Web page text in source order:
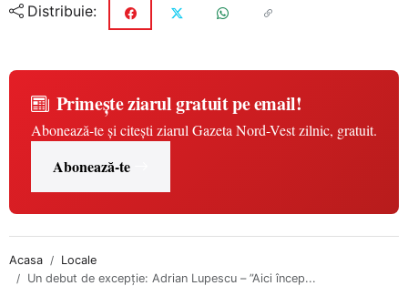
Distribuie:
Primește ziarul gratuit pe email!
Abonează-te și citești ziarul Gazeta Nord-Vest zilnic, gratuit.
Abonează-te
Acasa
Locale
Un debut de excepție: Adrian Lupescu – ”Aici încep...